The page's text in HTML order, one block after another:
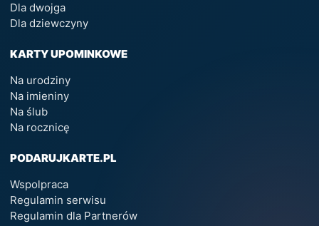
Dla dwojga
Dla dziewczyny
KARTY UPOMINKOWE
Na urodziny
Na imieniny
Na ślub
Na rocznicę
PODARUJKARTE.PL
Wspolpraca
Regulamin serwisu
Regulamin dla Partnerów